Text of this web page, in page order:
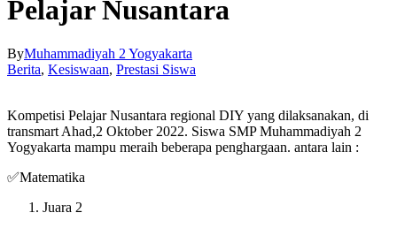
Pelajar Nusantara
ByMuhammadiyah 2 Yogyakarta
Berita, Kesiswaan, Prestasi Siswa
Kompetisi Pelajar Nusantara regional DIY yang dilaksanakan, di
transmart Ahad,2 Oktober 2022. Siswa SMP Muhammadiyah 2
Yogyakarta mampu meraih beberapa penghargaan. antara lain :
✅Matematika
Juara 2